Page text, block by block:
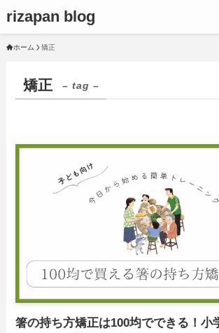
rizapan blog
ホーム 矯正
矯正 – tag –
箸の持ち方矯正は100均でできる！小